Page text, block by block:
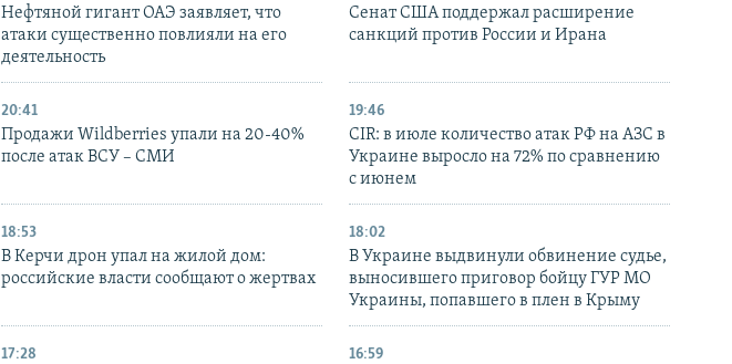
Нефтяной гигант ОАЭ заявляет, что
атаки существенно повлияли на его
деятельность
Сенат США поддержал расширение
санкций против России и Ирана
20:41
Продажи Wildberries упали на 20-40%
после атак ВСУ – СМИ
19:46
CIR: в июле количество атак РФ на АЗС в
Украине выросло на 72% по сравнению
с июнем
18:53
В Керчи дрон упал на жилой дом:
российские власти сообщают о жертвах
18:02
В Украине выдвинули обвинение судье,
выносившего приговор бойцу ГУР МО
Украины, попавшего в плен в Крыму
17:28 16:59